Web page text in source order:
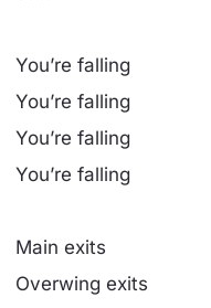
You’re falling
You’re falling
You’re falling
You’re falling
Main exits
Overwing exits